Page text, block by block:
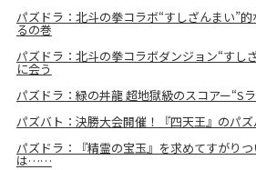
パズドラ：北斗の拳コラボ“すしざんまい”
るの巻
パズドラ：北斗の拳コラボダンジョン“すし
に会う
パズドラ：緑の丼龍 超地獄級のスコアー“S
パズバト：決勝大会開催！『四天王』のパズ
パズドラ：『精霊の宝玉』を求めてすがり
は……